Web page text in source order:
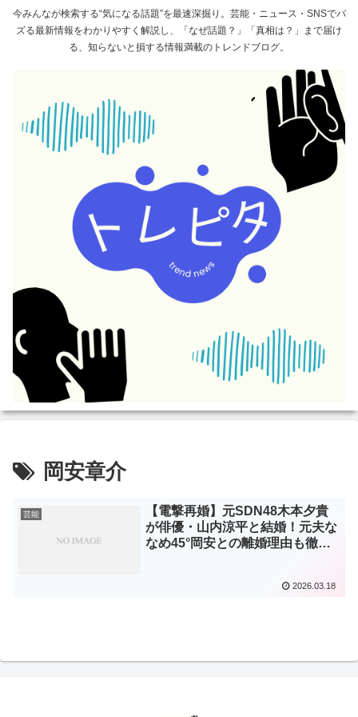
今みんなが検索する“気になる話題”を最速深掘り。芸能・ニュース・SNSでバ
ズる最新情報をわかりやすく解説し、「なぜ話題？」「真相は？」まで届け
る、知らないと損する情報満載のトレンドブログ。
岡安章介
芸能
【電撃再婚】元SDN48木本夕貴
が俳優・山内涼平と結婚！元夫な
なめ45°岡安との離婚理由も徹底
2026.03.18